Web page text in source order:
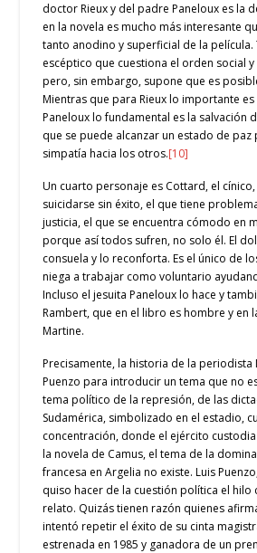
doctor Rieux y del padre Paneloux es la
en la novela es mucho más interesante
tanto anodino y superficial de la película.
escéptico que cuestiona el orden social
pero, sin embargo, supone que es
Mientras que para Rieux lo importante
Paneloux lo fundamental es la salvación
que se puede alcanzar un estado de
simpatía hacia los otros.[10]
Un cuarto personaje es Cottard, el
suicidarse sin éxito, el que tiene
justicia, el que se encuentra cómodo en
porque así todos sufren, no solo él. El
consuela y lo reconforta. Es el único de
niega a trabajar como voluntario
Incluso el jesuita Paneloux lo hace y
Rambert, que en el libro es hombre y en
Martine.
Precisamente, la historia de la periodista
Puenzo para introducir un tema que no
tema político de la represión, de las
Sudamérica, simbolizado en el estadio,
concentración, donde el ejército
la novela de Camus, el tema de la
francesa en Argelia no existe. Luis
quiso hacer de la cuestión política el hilo
relato. Quizás tienen razón quienes
intentó repetir el éxito de su cinta
estrenada en 1985 y ganadora de un